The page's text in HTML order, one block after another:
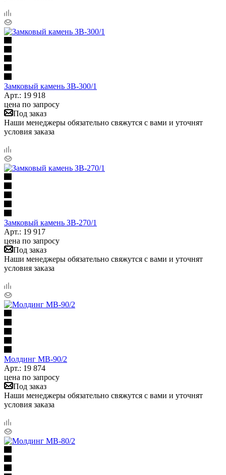
Замковый камень ЗВ-300/1
Арт.: 19 918
цена по запросу
Под заказ
Наши менеджеры обязательно свяжутся с вами и уточнят
условия заказа
Замковый камень ЗВ-270/1
Арт.: 19 917
цена по запросу
Под заказ
Наши менеджеры обязательно свяжутся с вами и уточнят
условия заказа
Молдинг МВ-90/2
Арт.: 19 874
цена по запросу
Под заказ
Наши менеджеры обязательно свяжутся с вами и уточнят
условия заказа